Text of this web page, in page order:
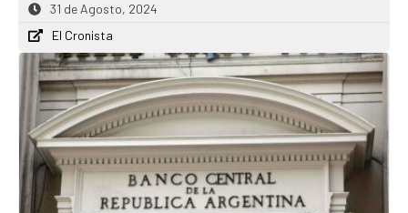
31 de Agosto, 2024
El Cronista